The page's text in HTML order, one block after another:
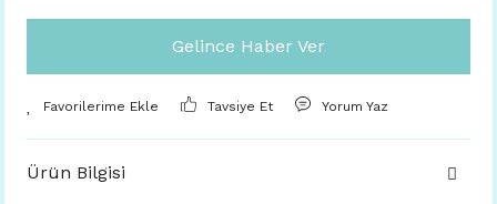
Gelince Haber Ver
Tavsiye Et Yorum Yaz
Ürün Bilgisi